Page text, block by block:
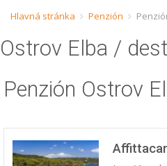
Hlavná stránka Penzión
Ostrov Elba /
Penzión Ostrov